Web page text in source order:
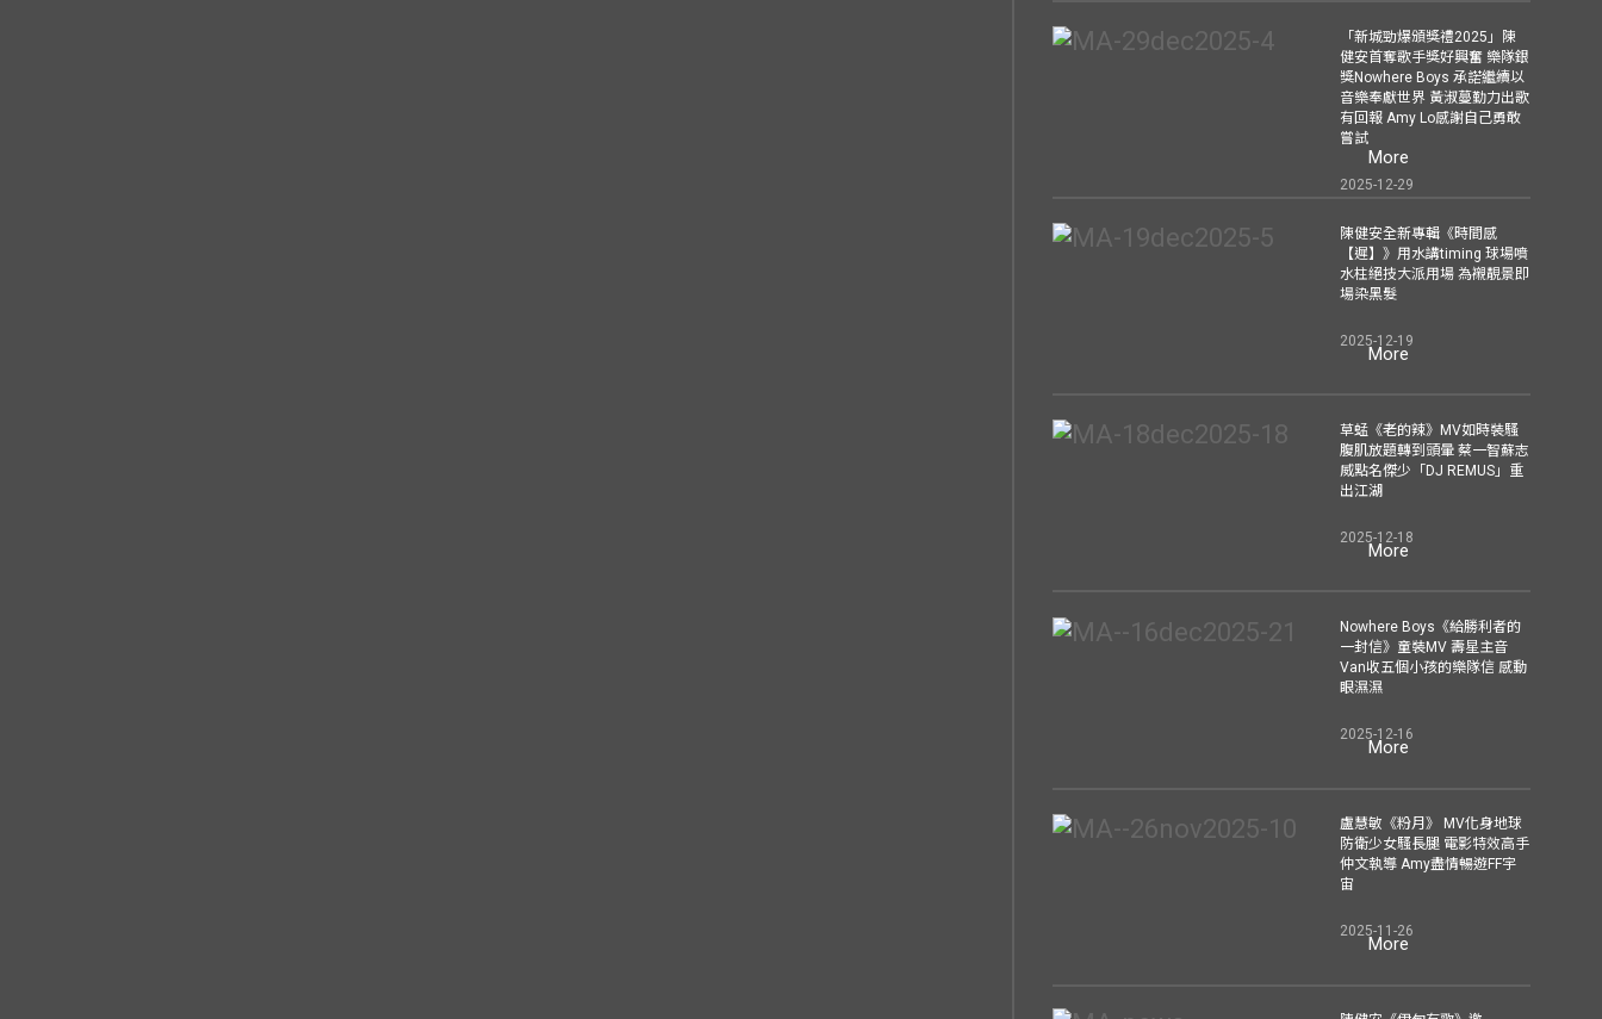
「新城勁爆頒獎禮2025」陳
健安首奪歌手獎好興奮 樂隊銀
獎Nowhere Boys 承諾繼續以
音樂奉獻世界 黃淑蔓勤力出歌
有回報 Amy Lo感謝自己勇敢
嘗試
2025-12-29
More
陳健安全新專輯《時間感
【遲】》用水講timing 球場噴
水柱絕技大派用場 為襯靚景即
場染黑髮
2025-12-19
More
草蜢《老的辣》MV如時裝騷
腹肌放題轉到頭暈 蔡一智蘇志
威點名傑少「DJ REMUS」重
出江湖
2025-12-18
More
Nowhere Boys《給勝利者的
一封信》童裝MV 壽星主音
Van收五個小孩的樂隊信 感動
眼濕濕
2025-12-16
More
盧慧敏《粉月》 MV化身地球
防衛少女騷長腿 電影特效高手
仲文執導 Amy盡情暢遊FF宇
宙
2025-11-26
More